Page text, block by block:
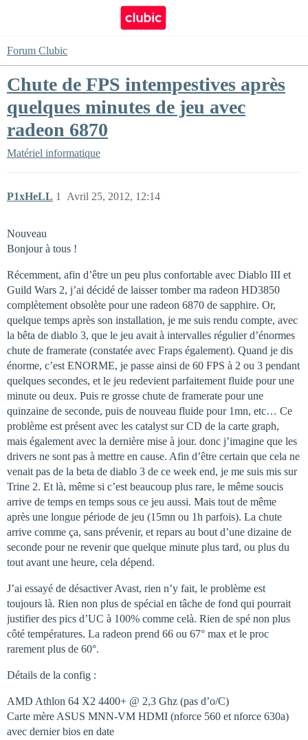
Forum Clubic
Chute de FPS intempestives après
quelques minutes de jeu avec
radeon 6870
Matériel informatique
P1xHeLL Avril 25, 2012, 12:14
1
Nouveau
Bonjour à tous !
Récemment, afin d’être un peu plus confortable avec Diablo III et
Guild Wars 2, j’ai décidé de laisser tomber ma radeon HD3850
complètement obsolète pour une radeon 6870 de sapphire. Or,
quelque temps après son installation, je me suis rendu compte, avec
la bêta de diablo 3, que le jeu avait à intervalles régulier d’énormes
chute de framerate (constatée avec Fraps également). Quand je dis
énorme, c’est ENORME, je passe ainsi de 60 FPS à 2 ou 3 pendant
quelques secondes, et le jeu redevient parfaitement fluide pour une
minute ou deux. Puis re grosse chute de framerate pour une
quinzaine de seconde, puis de nouveau fluide pour 1mn, etc… Ce
problème est présent avec les catalyst sur CD de la carte graph,
mais également avec la dernière mise à jour. donc j’imagine que les
drivers ne sont pas à mettre en cause. Afin d’être certain que cela ne
venait pas de la beta de diablo 3 de ce week end, je me suis mis sur
Trine 2. Et là, même si c’est beaucoup plus rare, le même soucis
arrive de temps en temps sous ce jeu aussi. Mais tout de même
après une longue période de jeu (15mn ou 1h parfois). La chute
arrive comme ça, sans prévenir, et repars au bout d’une dizaine de
seconde pour ne revenir que quelque minute plus tard, ou plus du
tout avant une heure, cela dépend.
J’ai essayé de désactiver Avast, rien n’y fait, le problème est
toujours là. Rien non plus de spécial en tâche de fond qui pourrait
justifier des pics d’UC à 100% comme celà. Rien de spé non plus
côté températures. La radeon prend 66 ou 67° max et le proc
rarement plus de 60°.
Détails de la config :
AMD Athlon 64 X2 4400+ @ 2,3 Ghz (pas d’o/C)
Carte mère ASUS MNN-VM HDMI (nforce 560 et nforce 630a)
avec dernier bios en date